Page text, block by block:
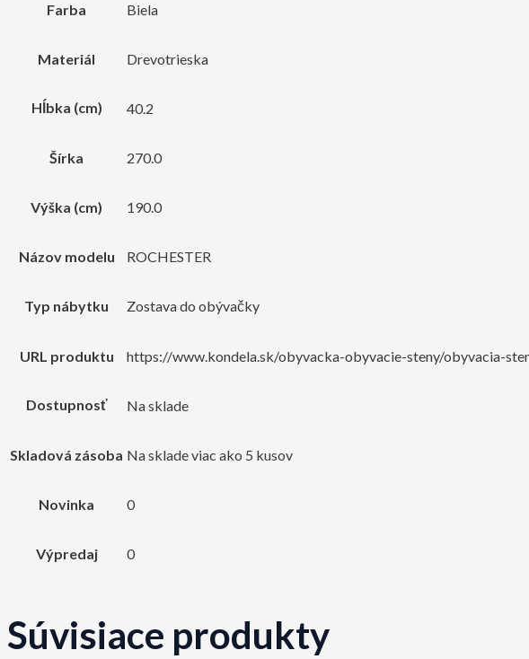
Farba Biela
Materiál Drevotrieska
Hĺbka (cm) 40.2
Šírka 270.0
Výška (cm) 190.0
Názov modelu ROCHESTER
Typ nábytku Zostava do obývačky
URL produktu https://www.kondela.sk/obyvacka-obyvacie-steny/obyvacia-
Dostupnosť Na sklade
Skladová zásoba Na sklade viac ako 5 kusov
Novinka 0
Výpredaj 0
Súvisiace produkty